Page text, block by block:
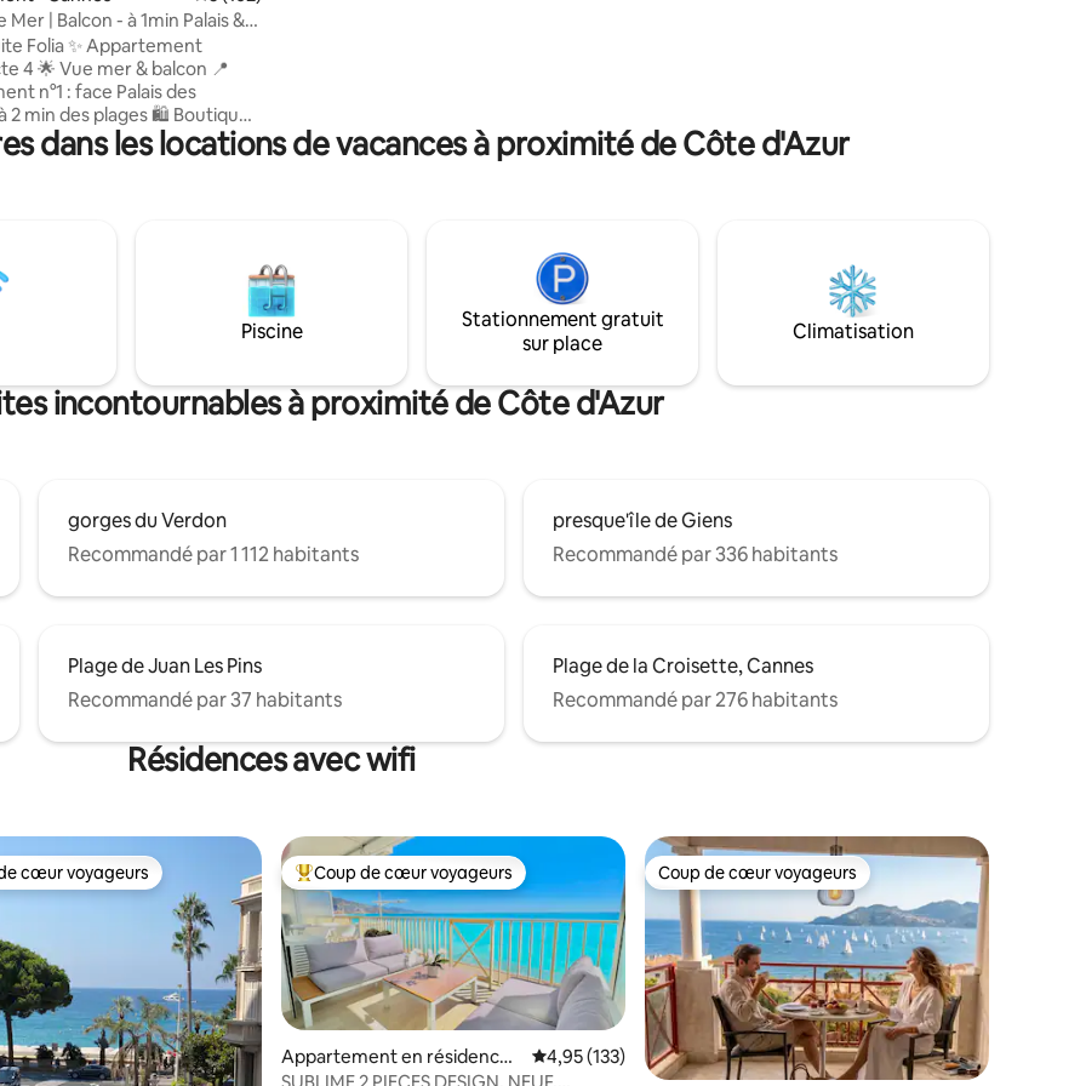
Mer | Balcon - à 1min Palais &
Folia ✨ Appartement
4 🌟 Vue mer & balcon 📍
n°1 : face Palais des
2 min des plages 🛍 Boutiques
à vos pieds 🛏️ 1 chambre ·
Size préparé, confort hôtelier
standards hôteliers 🔑
H24 ✔ Arrivée
départ tardif sur demande
dans les locations de vacances à proximité de Côte d'Azur
Piscine
Stationnement gratuit
sur place
Climatisation
incontournables à proximité de Côte d'Azur
gorges du Verdon
Recommandé par 1 112 habitants
presque'île de Giens
Recommandé par 336 habitants
Plage de Juan Les Pins
Recommandé par 37 habitants
Plage de la Croisette, Cannes
Recommandé par 276 habitants
Résidences avec wifi
cœur voyageurs les plus appréciés
cœur voyageurs Coups de cœur voyageurs les plus appréciés
Coup de cœur voyageurs
Appartement en résidence ⋅
Menton
Évaluation moyenne sur la base de 133 commentaires : 4,95 sur 5
4,95 (133)
Coup de cœur voyageurs
Coup de cœur voyageurs